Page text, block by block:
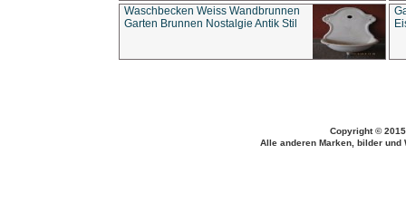
Waschbecken Weiss Wandbrunnen
Garten Brunnen Nostalgie Antik Stil
Copyright ©
Alle anderen Marken, bilder und